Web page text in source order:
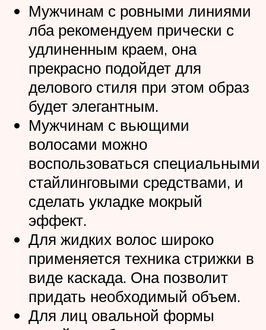
Мужчинам с ровными линиями
лба рекомендуем прически с
удлиненным краем, она
прекрасно подойдет для
делового стиля при этом образ
будет элегантным.
Мужчинам с вьющими
волосами можно
воспользоваться специальными
стайлинговыми средствами, и
сделать укладке мокрый
эффект.
Для жидких волос широко
применяется техника стрижки в
виде каскада. Она позволит
придать необходимый объем.
Для лиц овальной формы